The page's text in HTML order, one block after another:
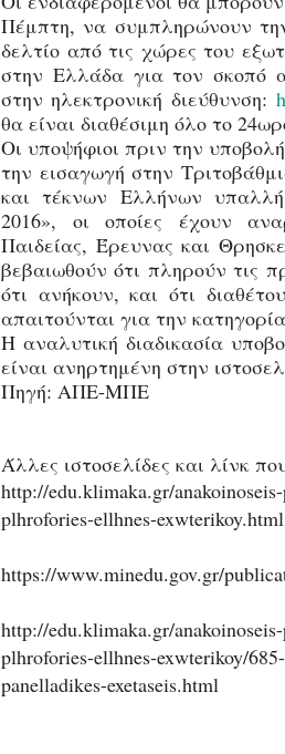
Πέμπτη, να συμπληρώνουν
δελτίο από τις χώρες του
στην Ελλάδα για τον σκοπό
στην ηλεκτρονική διεύθυνση:
θα είναι διαθέσιμη όλο το
Οι υποψήφιοι πριν την
την εισαγωγή στην
και τέκνων Ελλήνων
2016», οι οποίες έχουν
Παιδείας, Έρευνας και
βεβαιωθούν ότι πληρούν τις
ότι ανήκουν, και ότι
απαιτούνται για την
Η αναλυτική διαδικασία
είναι ανηρτημένη στην
Πηγή: ΑΠΕ-ΜΠΕ
Άλλες ιστοσελίδες και λίνκ
http://edu.klimaka.gr/
plhrofories-ellhnes-exwterikoy.html
https://www.minedu.gov.gr/
http://edu.klimaka.gr/
plhrofories-ellhnes-exwterikoy/
panelladikes-exetaseis.html